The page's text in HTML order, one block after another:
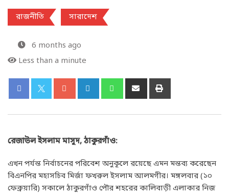
রাজনীতি সারাদেশ
6 months ago
Less than a minute
রেজাউল ইসলাম মাসুদ, ঠাকুরগাঁও:
এখন পর্যন্ত নির্বাচনের পরিবেশ অনুকূলে রয়েছে এমন মন্তব্য করেছেন
বিএনপির মহাসচিব মির্জা ফখরুল ইসলাম আলমগীর। মঙ্গলবার (১০
ফেব্রুয়ারি) সকালে ঠাকুরগাঁও পৌর শহরের কালিবাড়ী এলাকার নিজ